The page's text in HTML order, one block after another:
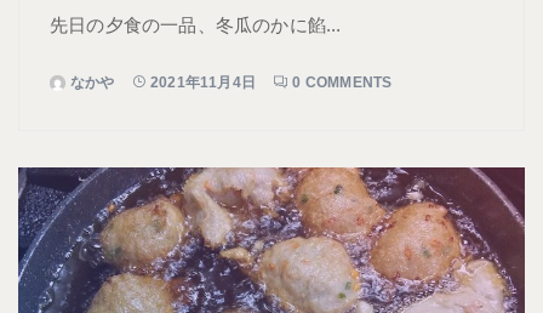
先日の夕食の一品、冬瓜のかに餡...
なかや 2021年11月4日 0 COMMENTS